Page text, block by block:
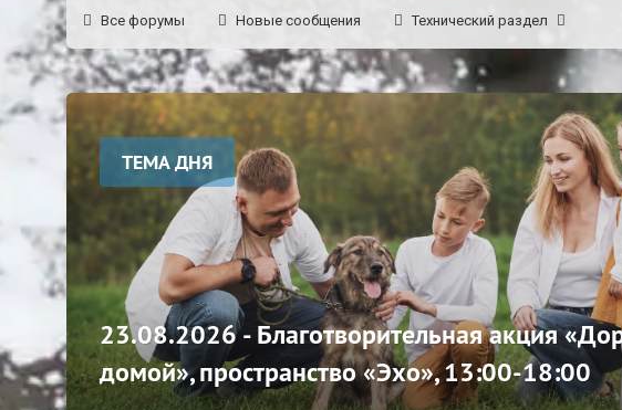
Все форумы Новые сообщения Технический раздел
ТЕМА ДНЯ
23.08.2026 - Благотворительная акция
домой», пространство «Эхо», 13:00-18:00